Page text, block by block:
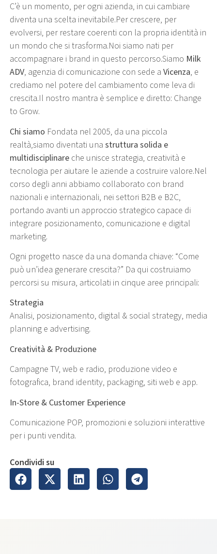
C’è un momento, per ogni azienda, in cui cambiare
diventa una scelta inevitabile.Per crescere, per
evolversi, per restare coerenti con la propria identità in
un mondo che si trasforma.Noi siamo nati per
accompagnare i brand in questo percorso.Siamo Milk
ADV, agenzia di comunicazione con sede a Vicenza, e
crediamo nel potere del cambiamento come leva di
crescita.Il nostro mantra è semplice e diretto: Change
to Grow.
Chi siamo Fondata nel 2005, da una piccola
realtà,siamo diventati una struttura solida e
multidisciplinare che unisce strategia, creatività e
tecnologia per aiutare le aziende a costruire valore.Nel
corso degli anni abbiamo collaborato con brand
nazionali e internazionali, nei settori B2B e B2C,
portando avanti un approccio strategico capace di
integrare posizionamento, comunicazione e digital
marketing.
Ogni progetto nasce da una domanda chiave: “Come
può un’idea generare crescita?” Da qui costruiamo
percorsi su misura, articolati in cinque aree principali:
Strategia
Analisi, posizionamento, digital & social strategy, media
planning e advertising.
Creatività & Produzione
Campagne TV, web e radio, produzione video e
fotografica, brand identity, packaging, siti web e app.
In-Store & Customer Experience
Comunicazione POP, promozioni e soluzioni interattive
per i punti vendita.
Condividi su